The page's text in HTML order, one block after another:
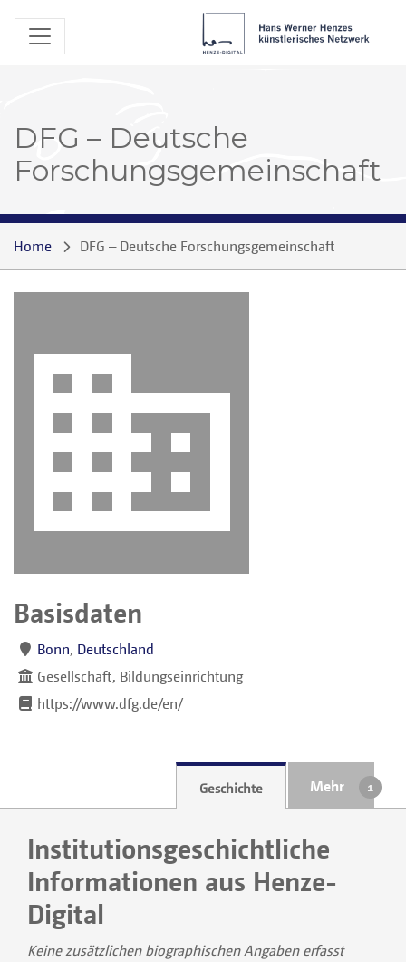
DFG – Deutsche
Forschungsgemeinschaft
Home DFG – Deutsche Forschungsgemeinschaft
Basisdaten
Bonn, Deutschland
Gesellschaft, Bildungseinrichtung
https://www.dfg.de/en/
Geschichte Mehr
Institutionsgeschichtliche
Informationen aus Henze-
Digital
Keine zusätzlichen biographischen Angaben erfasst